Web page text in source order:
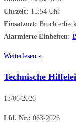
Uhrzeit: 15:54 Uhr
Einsatzort: Brochterbeck
Alarmierte Einheiten:
Weiterlesen »
Technische
13/06/2026
Lfd. Nr.: 063-2026